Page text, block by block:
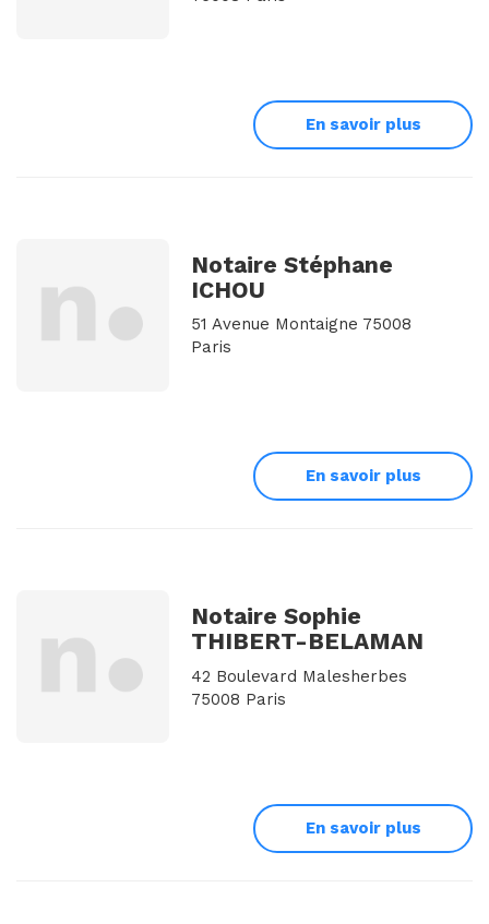
En savoir plus
Notaire Stéphane
ICHOU
51 Avenue Montaigne 75008
Paris
En savoir plus
Notaire Sophie
THIBERT-BELAMAN
42 Boulevard Malesherbes
75008 Paris
En savoir plus